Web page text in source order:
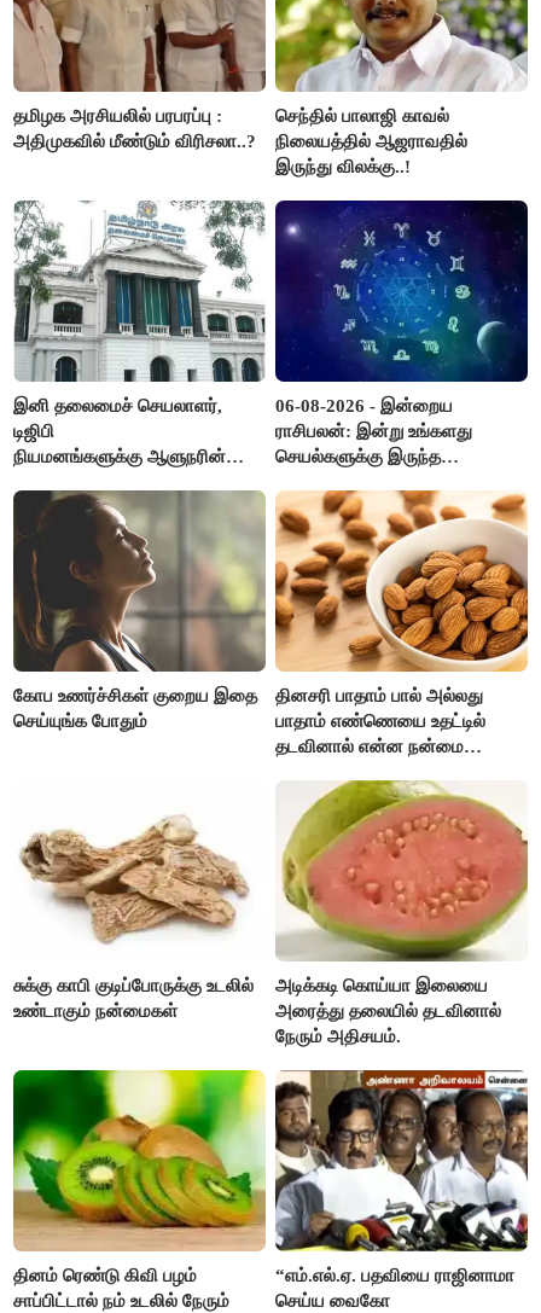
தமிழக அரசியலில் பரபரப்பு :
அதிமுகவில் மீண்டும் விரிசலா..?
செந்தில் பாலாஜி காவல்
நிலையத்தில் ஆஜராவதில்
இருந்து விலக்கு..!
இனி தலைமைச் செயலாளர்,
டிஜிபி
நியமனங்களுக்கு ஆளுநரின்
தமிழ்நாடு அரசு அதிரடி..!
06-08-2026 - இன்றைய
ராசிபலன்: இன்று உங்களது
செயல்களுக்கு இருந்த
எதிர்பார்த்த உதவிகள் கிடைக்கும்.
பணவரத்து கூடும்..!
கோப உணர்ச்சிகள் குறைய இதை
செய்யுங்க போதும்
தினசரி பாதாம் பால் அல்லது
பாதாம் எண்ணெயை உதட்டில்
தடவினால் என்ன நன்மை
சுக்கு காபி குடிப்போருக்கு உடலில்
உண்டாகும் நன்மைகள்
அடிக்கடி கொய்யா இலையை
அரைத்து தலையில் தடவினால்
நேரும் அதிசயம்.
தினம் ரெண்டு கிவி பழம்
சாப்பிட்டால் நம் உடலில் நேரும்
“எம்.எல்.ஏ. பதவியை ராஜினாமா
செய்ய வைகோ